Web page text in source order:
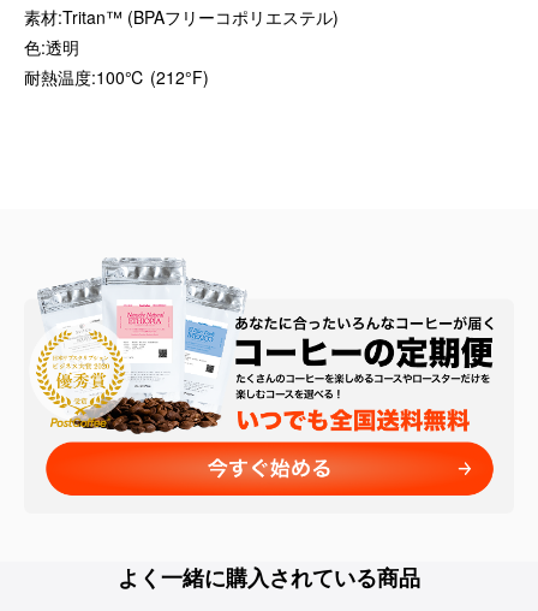
素材:Tritan™ (BPAフリーコポリエステル)
色:透明
耐熱温度:100℃ (212°F)
よく一緒に購入されている商品